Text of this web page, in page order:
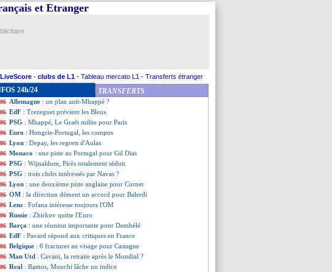
et Etranger
LiveScore - clubs de L1 - Tableau mercato L1 - Transferts étranger
24h/24 TRANSFERTS
Inter: Hakimi, son agent confirme un départ
OM: Rocchia signe à Dijon (officiel)
06 EdF: T. Henry - "Mbappé est spécial"
Ballon d'Or : Pavard veut l'offrir à Kanté
Allemagne : un plan anti-Mbappé ?
EdF : Trezeguet prévient les Bleus
PSG : Mbappé, Le Graët milite pour Paris
Euro : Hongrie-Portugal, les compos
Lyon : Depay, les regrets d'Aulas
Monaco : une piste au Portugal pour Gil Dias
PSG : Wijnaldum, Pirès totalement séduit
PSG : trois clubs intéressés par Navas ?
Lyon : une deuxième piste anglaise pour Cornet
OM : la direction dément un accord pour Balerdi
Lens : Fofana intéresse toujours l'OM
Russie : Zhirkov quitte l'Euro
Barça : une réunion importante pour Dembélé
EdF : Pavard répond aux critiques en France
Belgique : 6 fractures au visage pour Castagne
Man Utd : Cavani, la retraite après le Mondial ?
Real : Ramos, Monchi lâche un indice